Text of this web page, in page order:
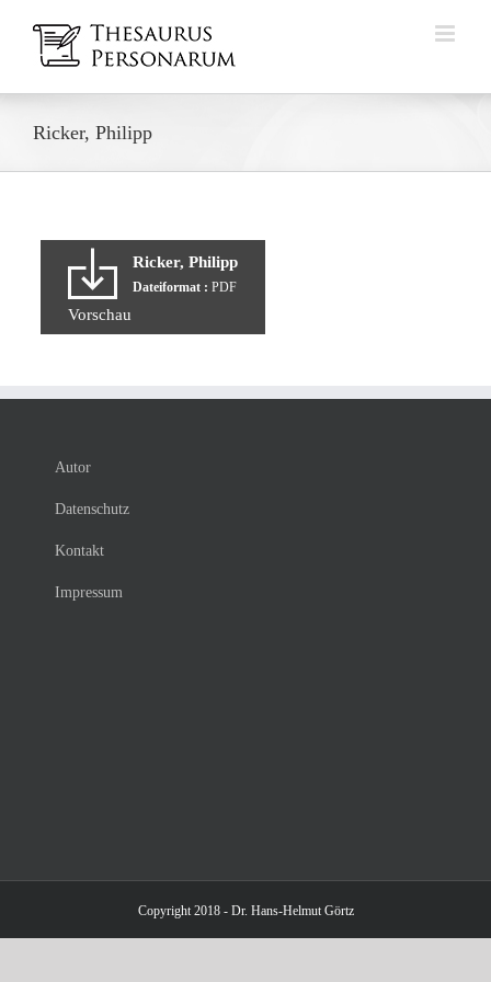
Inhalt
springen
Ricker, Philipp
Ricker, Philipp
Dateiformat : PDF
Vorschau
Autor
Datenschutz
Kontakt
Impressum
Copyright 2018 - Dr. Hans-Helmut Görtz